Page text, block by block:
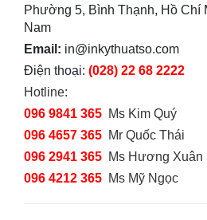
Phường 5, Bình Thạnh, Hồ Chí
Nam
Email: in@inkythuatso.com
Điện thoại: (028) 22 68 2222
Hotline:
096 9841 365 Ms Kim Quý
096 4657 365 Mr Quốc Thái
096 2941 365 Ms Hương Xuân
096 4212 365 Ms Mỹ Ngọc